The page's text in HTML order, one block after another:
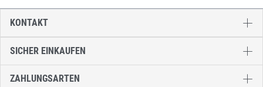
SICHER EINKAUFEN
ZAHLUNGSARTEN
KONTAKT